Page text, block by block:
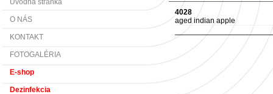
Úvodna stránka
O NÁS
KONTAKT
FOTOGALÉRIA
E-shop
Dezinfekcia
4028
aged indian apple